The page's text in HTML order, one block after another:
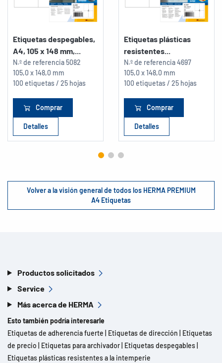
Etiquetas despegables,
A4, 105 x 148 mm,...
N.º de referencia5082
105,0 x 148,0 mm
100 etiquetas / 25 hojas
Comprar
Detalles
Etiquetas plásticas
resistentes...
N.º de referencia4697
105,0 x 148,0 mm
100 etiquetas / 25 hojas
Comprar
Detalles
Volver a la visión general de todos los HERMA PREMIUM
A4 Etiquetas
Productos solicitados
Service
Más acerca de HERMA
Esto también podría interesarle
Etiquetas de adherencia fuerte
Etiquetas de dirección
Etiquetas
de precio
Etiquetas para archivador Etiquetas despegables
Etiquetas plásticas resistentes a la intemperie